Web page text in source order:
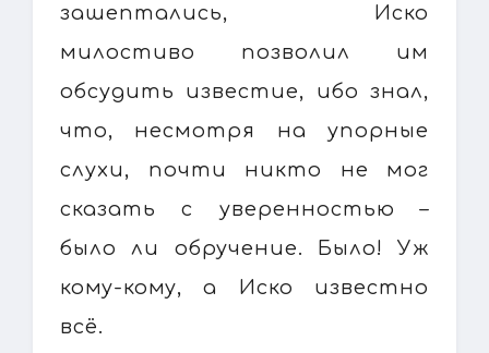
зашептались, Иско
милостиво позволил им
обсудить известие, ибо знал,
что, несмотря на упорные
слухи, почти никто не мог
сказать с уверенностью –
было ли обручение. Было! Уж
кому-кому, а Иско известно
всё.